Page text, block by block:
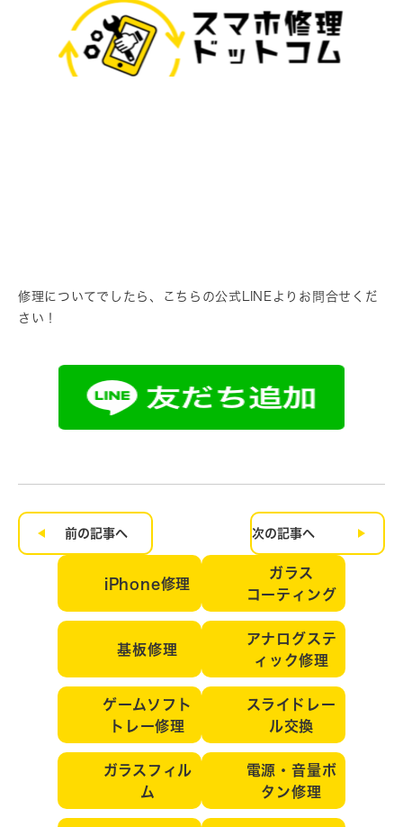
修理についてでしたら、こちらの公式LINEよりお問合せくだ
さい！
前の記事へ 次の記事へ
iPhone修理
ガラス
コーティング
基板修理
アナログステ
ィック修理
ゲームソフト
トレー修理
スライドレー
ル交換
ガラスフィル
ム
電源・音量ボ
タン修理